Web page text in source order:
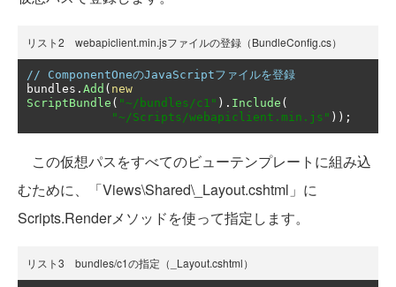
リスト2 webapiclient.min.jsファイルの登録（BundleConfig.cs）
// ComponentOneのJavaScriptファイルを登録
bundles . Add ( new
ScriptBundle ( "~/bundles/c1" ). Include (
"~/Scripts/webapiclient.min.js" ));
この仮想パスをすべてのビューテンプレートに組み込
むために、「Views\Shared\_Layout.cshtml」に
Scripts.Renderメソッドを使って指定します。
リスト3 bundles/c1の指定（_Layout.cshtml）